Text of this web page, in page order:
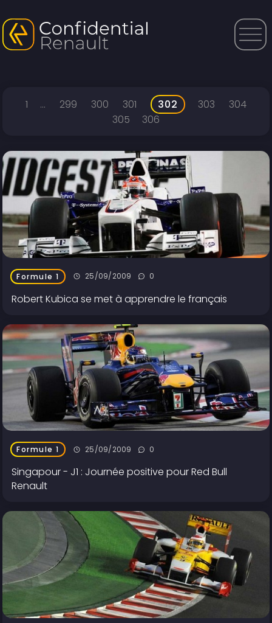
1 ... 299 300 301 302 303
304
305
306
Formule 1 25/09/2009 0
Robert Kubica se met à apprendre le français
Formule 1 25/09/2009 0
Singapour - J1 : Journée positive pour Red Bull
Renault